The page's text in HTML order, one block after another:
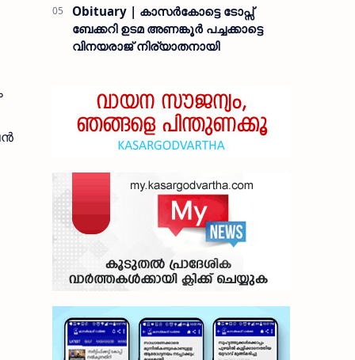
Obituary | കാസർകോട്ടെ ടോപ്സ്
ബേക്കറി ഉടമ അണങ്കൂർ പച്ചക്കാട്ടെ
വിനയരാജ് നിര്യാതനായി